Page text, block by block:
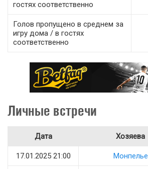
гостях соответственно
Голов пропущено в среднем за
игру дома / в гостях
соответственно
Личные встречи
Дата Хозяева
17.01.2025 21:00 Монпелье